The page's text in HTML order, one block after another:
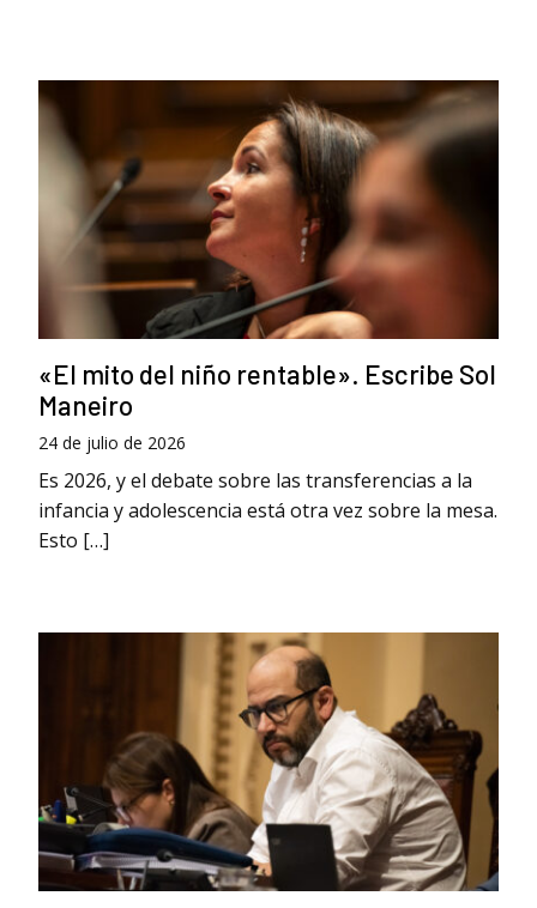
«El mito del niño rentable». Escribe Sol
Maneiro
24 de julio de 2026
Es 2026, y el debate sobre las transferencias a la
infancia y adolescencia está otra vez sobre la mesa.
Esto […]